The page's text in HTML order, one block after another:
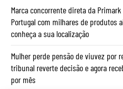
Marca concorrente direta da
Portugal com milhares de produtos
conheça a sua localização
Mulher perde pensão de viuvez por
tribunal reverte decisão e agora
por mês